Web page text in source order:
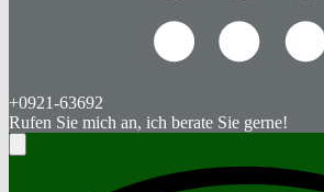
+0921-63692
Rufen Sie mich an, ich berate Sie gerne!